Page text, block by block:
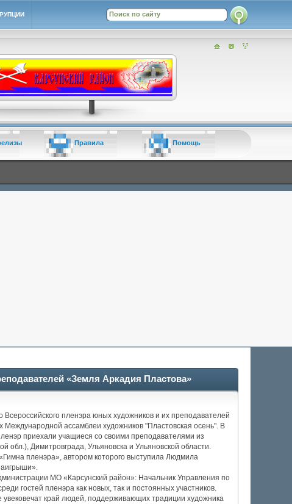
Правила Помощь
«Земля Аркадия Пластова»
Всероссийского пленэра юных художников и их преподавателей
ассамблеи художников "Пластовская осень". В
приехали учащиеся со своими преподавателями из
обл.), Димитровграда, Ульяновска и Ульяновской области.
пленэра», автором которого выступила Людмила
МО «Карсунский район»: Начальник Управления по
гостей пленэра как новых, так и постоянных участников.
край людей, поддерживающих традиции художника